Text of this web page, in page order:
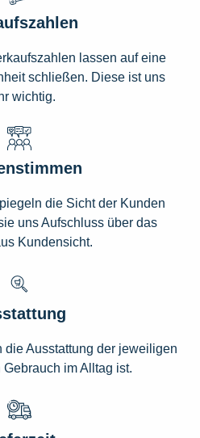
lassen auf eine
schließen. Diese ist uns
wichtig.
die Sicht der Kunden
uns Aufschluss über das
Kundensicht.
die Ausstattung der jeweiligen
Gebrauch im Alltag ist.